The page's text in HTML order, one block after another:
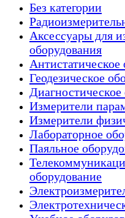
Без категории
Аксессуары для
оборудования
Антистатическое
Геодезическое
Измерители
Измерители
Лабораторное
Паяльное
оборудование